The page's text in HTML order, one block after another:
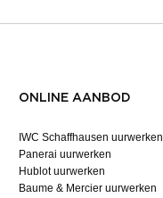
ONLINE AANBOD
IWC Schaffhausen uurwerken
Panerai uurwerken
Hublot uurwerken
Baume & Mercier uurwerken